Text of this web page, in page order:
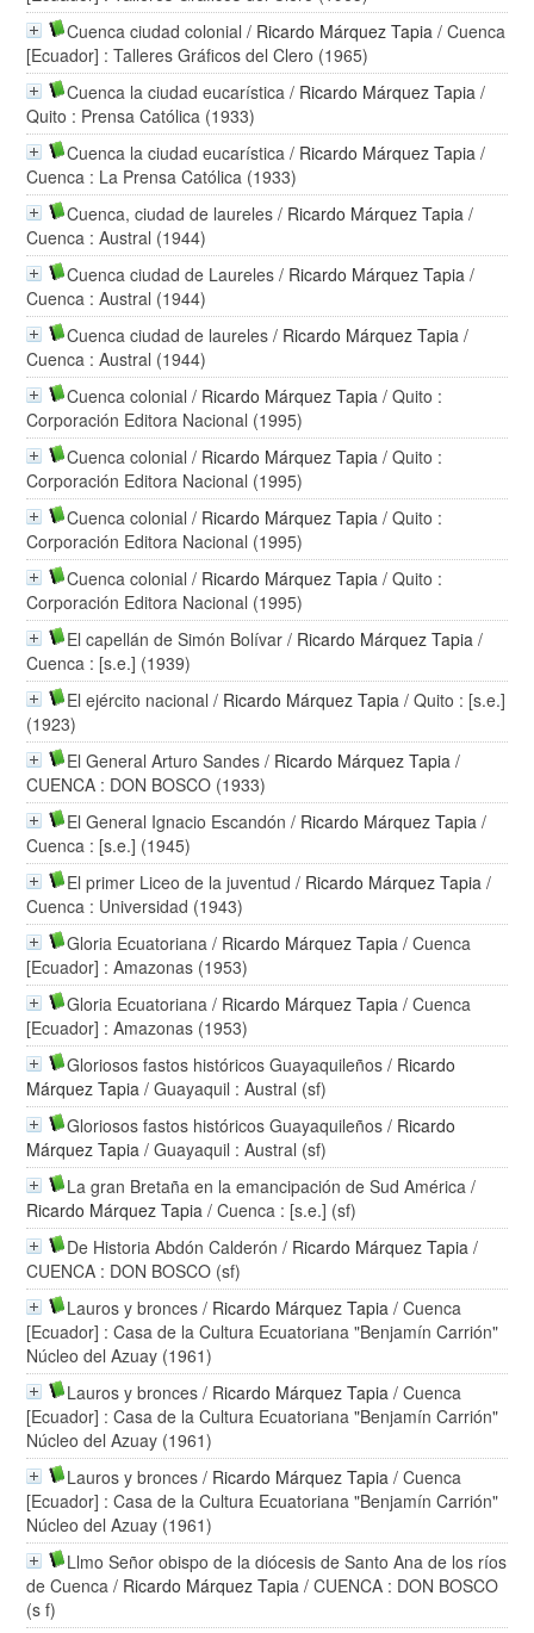
Cuenca ciudad colonial / Ricardo Márquez Tapia / Cuenca
[Ecuador] : Talleres Gráficos del Clero (1965)
Cuenca la ciudad eucarística / Ricardo Márquez Tapia /
Quito : Prensa Católica (1933)
Cuenca la ciudad eucarística / Ricardo Márquez Tapia /
Cuenca : La Prensa Católica (1933)
Cuenca, ciudad de laureles / Ricardo Márquez Tapia /
Cuenca : Austral (1944)
Cuenca ciudad de Laureles / Ricardo Márquez Tapia /
Cuenca : Austral (1944)
Cuenca ciudad de laureles / Ricardo Márquez Tapia /
Cuenca : Austral (1944)
Cuenca colonial / Ricardo Márquez Tapia / Quito :
Corporación Editora Nacional (1995)
Cuenca colonial / Ricardo Márquez Tapia / Quito :
Corporación Editora Nacional (1995)
Cuenca colonial / Ricardo Márquez Tapia / Quito :
Corporación Editora Nacional (1995)
Cuenca colonial / Ricardo Márquez Tapia / Quito :
Corporación Editora Nacional (1995)
El capellán de Simón Bolívar / Ricardo Márquez Tapia /
Cuenca : [s.e.] (1939)
El ejército nacional / Ricardo Márquez Tapia / Quito : [s.e.]
(1923)
El General Arturo Sandes / Ricardo Márquez Tapia /
CUENCA : DON BOSCO (1933)
El General Ignacio Escandón / Ricardo Márquez Tapia /
Cuenca : [s.e.] (1945)
El primer Liceo de la juventud / Ricardo Márquez Tapia /
Cuenca : Universidad (1943)
Gloria Ecuatoriana / Ricardo Márquez Tapia / Cuenca
[Ecuador] : Amazonas (1953)
Gloria Ecuatoriana / Ricardo Márquez Tapia / Cuenca
[Ecuador] : Amazonas (1953)
Gloriosos fastos históricos Guayaquileños / Ricardo
Márquez Tapia / Guayaquil : Austral (sf)
Gloriosos fastos históricos Guayaquileños / Ricardo
Márquez Tapia / Guayaquil : Austral (sf)
La gran Bretaña en la emancipación de Sud América /
Ricardo Márquez Tapia / Cuenca : [s.e.] (sf)
De Historia Abdón Calderón / Ricardo Márquez Tapia /
CUENCA : DON BOSCO (sf)
Lauros y bronces / Ricardo Márquez Tapia / Cuenca
[Ecuador] : Casa de la Cultura Ecuatoriana "Benjamín Carrión"
Núcleo del Azuay (1961)
Lauros y bronces / Ricardo Márquez Tapia / Cuenca
[Ecuador] : Casa de la Cultura Ecuatoriana "Benjamín Carrión"
Núcleo del Azuay (1961)
Lauros y bronces / Ricardo Márquez Tapia / Cuenca
[Ecuador] : Casa de la Cultura Ecuatoriana "Benjamín Carrión"
Núcleo del Azuay (1961)
Llmo Señor obispo de la diócesis de Santo Ana de los ríos
de Cuenca / Ricardo Márquez Tapia / CUENCA : DON BOSCO
(s f)